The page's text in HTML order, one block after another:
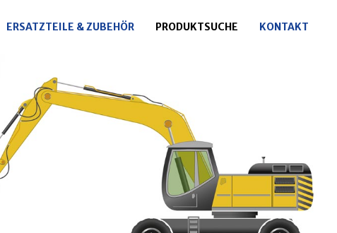
ERSATZTEILE & ZUBEHÖR PRODUKTSUCHE KONTAKT